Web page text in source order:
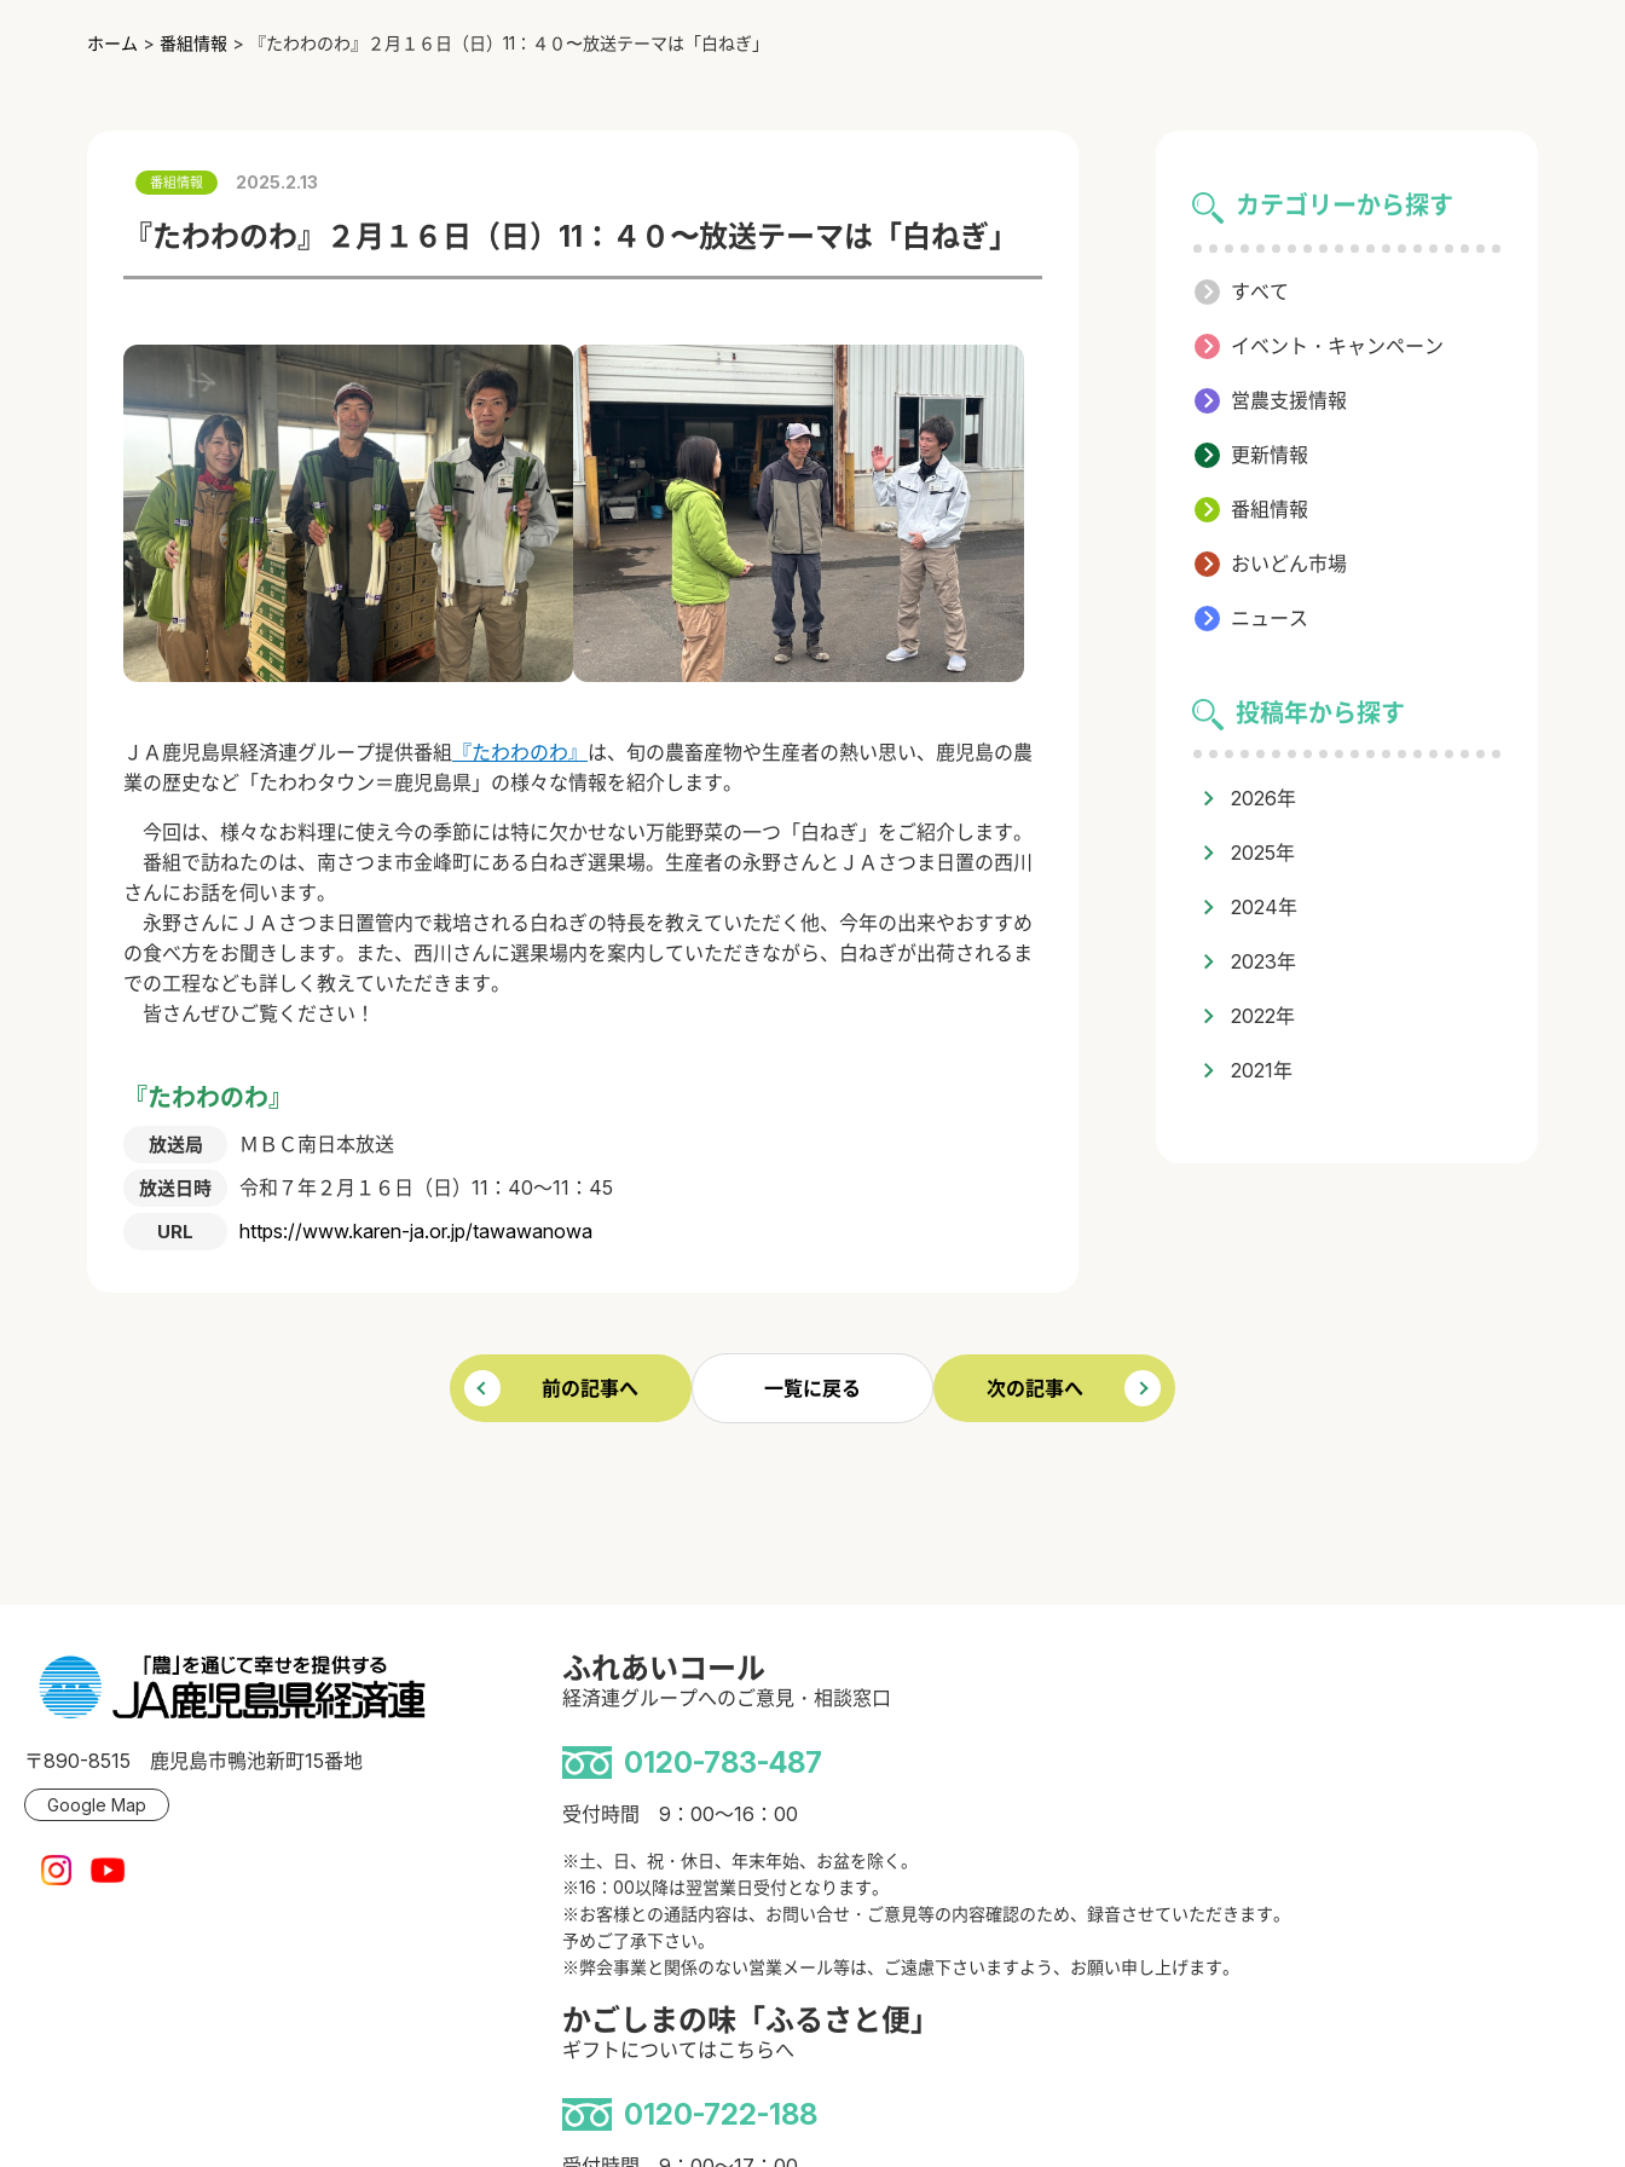
ホーム > 番組情報 > 『たわわのわ』２月１６日（日）11：４０〜放送テーマは「白ねぎ」
カテゴリーから探す
すべて
イベント・キャンペーン
営農支援情報
更新情報
番組情報
おいどん市場
ニュース
投稿年から探す
2026年
2025年
2024年
2023年
2022年
2021年
番組情報 2025.2.13
『たわわのわ』２月１６日（日）11：４０〜放送テーマは「白ねぎ」
ＪＡ鹿児島県経済連グループ提供番組 『たわわのわ』 は、旬の農畜産物や生産者の熱い思い、鹿児島の農
業の歴史など「たわわタウン＝鹿児島県」の様々な情報を紹介します。
今回は、様々なお料理に使え今の季節には特に欠かせない万能野菜の一つ「白ねぎ」をご紹介します。
番組で訪ねたのは、南さつま市金峰町にある白ねぎ選果場。生産者の永野さんとＪＡさつま日置の西川
さんにお話を伺います。
永野さんにＪＡさつま日置管内で栽培される白ねぎの特長を教えていただく他、今年の出来やおすすめ
の食べ方をお聞きします。また、西川さんに選果場内を案内していただきながら、白ねぎが出荷されるま
での工程なども詳しく教えていただきます。
皆さんぜひご覧ください！
『たわわのわ』
放送局 ＭＢＣ南日本放送
放送日時 令和７年２月１６日（日）11：40～11：45
URL https://www.karen-ja.or.jp/tawawanowa
前の記事へ 一覧に戻る 次の記事へ
〒890-8515 鹿児島市鴨池新町15番地
Google Map
ふれあいコール
経済連グループへのご意見・相談窓口
0120-783-487
受付時間 9：00～16：00
※土、日、祝・休日、年末年始、お盆を除く。
※16：00以降は翌営業日受付となります。
※お客様との通話内容は、お問い合せ・ご意見等の内容確認のため、録音させていただきます。
予めご了承下さい。
※弊会事業と関係のない営業メール等は、ご遠慮下さいますよう、お願い申し上げます。
かごしまの味「ふるさと便」
ギフトについてはこちらへ
0120-722-188